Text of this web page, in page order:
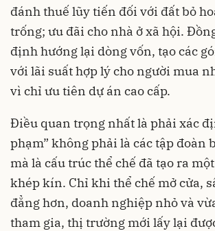
đánh thuế lũy tiến đối với đất bỏ
trống; ưu đãi cho nhà ở xã hội.
định hướng lại dòng vốn, tạo các
với lãi suất hợp lý cho người mua
vì chỉ ưu tiên dự án cao cấp.
Điều quan trọng nhất là phải xác
phạm” không phải là các tập đoàn
mà là cấu trúc thể chế đã tạo ra
khép kín. Chỉ khi thể chế mở cửa,
đẳng hơn, doanh nghiệp nhỏ và
tham gia, thị trường mới lấy lại